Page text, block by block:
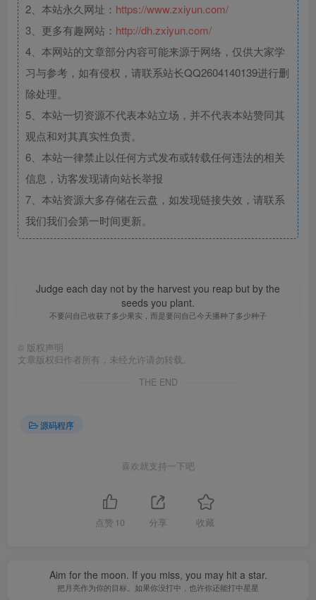
2、本站永久网址： https://www.zxiyun.com/
3、更多有趣网站： http://dh.zxiyun.com/
4、本网站的文章部分内容可能来源于网络，仅供大家学
习与参考，如有侵权，请联系站长QQ2604140139进行删
除处理。
5、本站一切资源不代表本站立场，并不代表本站赞同其
观点和对其真实性负责。
6、本站一律禁止以任何方式发布或转载任何违法的相关
信息，访客发现请向站长举报
7、本站资源大多存储在云盘，如发现链接失效，请联系
我们我们会第一时间更新。
Judge each day not by the harvest you reap but by the
seeds you plant.
不要问自己收获了多少果实，而是要问自己今天播种了多少种子
© 版权声明
文章版权归作者所有，未经允许请勿转载。
THE END
源码程序
喜欢就支持一下吧
点赞 10 分享 收藏
Aim for the moon. If you miss, you may hit a star.
把月亮作为你的目标。如果你没打中，也许你还能打中星星